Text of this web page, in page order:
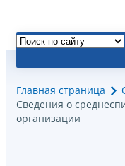
Главная страница
Сведения о
организации